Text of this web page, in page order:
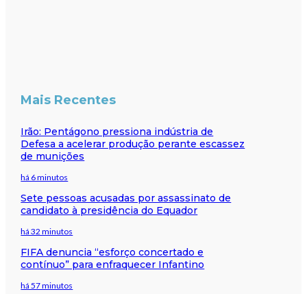
Mais Recentes
Irão: Pentágono pressiona indústria de
Defesa a acelerar produção perante escassez
de munições
há 6 minutos
Sete pessoas acusadas por assassinato de
candidato à presidência do Equador
há 32 minutos
FIFA denuncia “esforço concertado e
contínuo” para enfraquecer Infantino
há 57 minutos